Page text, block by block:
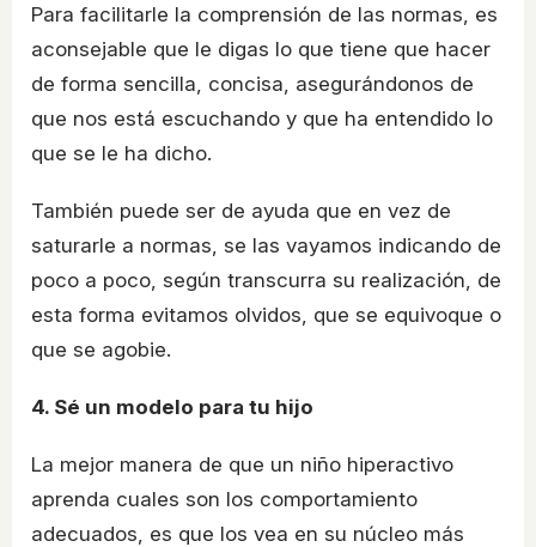
Para facilitarle la comprensión de las normas, es
aconsejable que le digas lo que tiene que hacer
de forma sencilla, concisa, asegurándonos de
que nos está escuchando y que ha entendido lo
que se le ha dicho.
También puede ser de ayuda que en vez de
saturarle a normas, se las vayamos indicando de
poco a poco, según transcurra su realización, de
esta forma evitamos olvidos, que se equivoque o
que se agobie.
4. Sé un modelo para tu hijo
La mejor manera de que un niño hiperactivo
aprenda cuales son los comportamiento
adecuados, es que los vea en su núcleo más